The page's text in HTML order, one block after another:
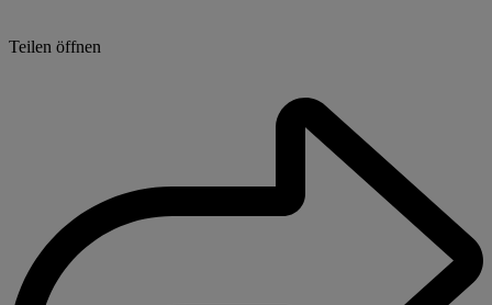
Teilen öffnen